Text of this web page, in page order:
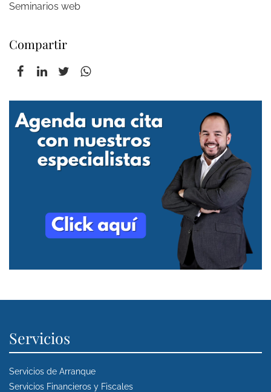
Seminarios web
Compartir
Servicios
Servicios de Arranque
Servicios Financieros y Fiscales